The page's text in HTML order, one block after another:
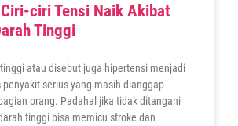
ciri Tensi Naik Akibat
Tinggi
atau disebut juga hipertensi menjadi
penyakit serius yang masih dianggap
orang. Padahal jika tidak ditangani
tinggi bisa memicu stroke dan